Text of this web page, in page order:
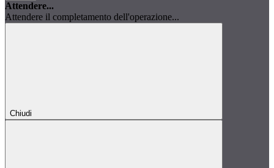
Attendere...
Attendere il completamento dell'operazione...
Chiudi